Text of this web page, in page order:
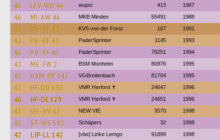
46 LEV-WU 46 wupsi 413 1987
46 MI-AW 46 MKB Minden 55491 1988
42 VIE-VF 42 KVS von der Forst 167 1991
42 PB-BF 42 PaderSprinter 1145 1993
46 PB-YF 46 PaderSprinter 78251 1994
42 ME-FW 2 BSM Monheim 80976 1995
42 HAM-DY 542 VGBreitenbach 81704 1995
42 HF-DD 630 VMR Herford ✝ 24647 1996
46 HF-DE 129 VMR Herford ✝ 24651 1996
42 VIE-VV 42 NEW VIE 3570 1998
42 ST-WS 542 Schäpers 32 1998
42 LIP-LL 142 [vbe] Linke Lemgo 91899 1998